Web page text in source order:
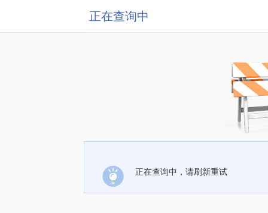
正在查询中
正在查询中，请刷新重试